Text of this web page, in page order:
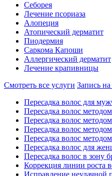
Себорея
Лечение псориаза
Алопеция
Атопический дерматит
Пиодермия
Саркома Капоши
Аллергический дерматит
Лечение крапивницы
Смотреть все услуги Запись
Пересадка волос для
Пересадка волос
Пересадка волос
Пересадка волос
Пересадка волос
Пересадка волос для
Пересадка волос в зону
Коррекция линии роста
Исправление неудачной